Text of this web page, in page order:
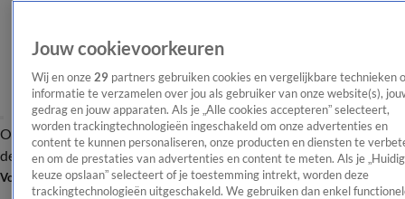
OverzichtAfleveringen Entertainment TV Algemeen
Tip
de redactieNieuwsbrief
Volg Shownieuws
Jouw cookievoorkeuren
Wij en onze 29 partners gebruiken cookies en vergelijkbare technieken
informatie te verzamelen over jou als gebruiker van onze website(s),
gedrag en jouw apparaten. Als je „Alle cookies accepteren” selecteert,
worden trackingtechnologieën ingeschakeld om onze advertenties en
content te kunnen personaliseren, onze producten en diensten te
en om de prestaties van advertenties en content te meten. Als je
keuze opslaan” selecteert of je toestemming intrekt, worden deze
trackingtechnologieën uitgeschakeld. We gebruiken dan enkel